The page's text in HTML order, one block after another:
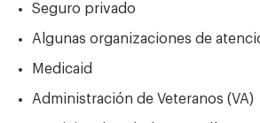
Seguro privado
Algunas organizaciones de
Medicaid
Administración de Veteranos (VA)